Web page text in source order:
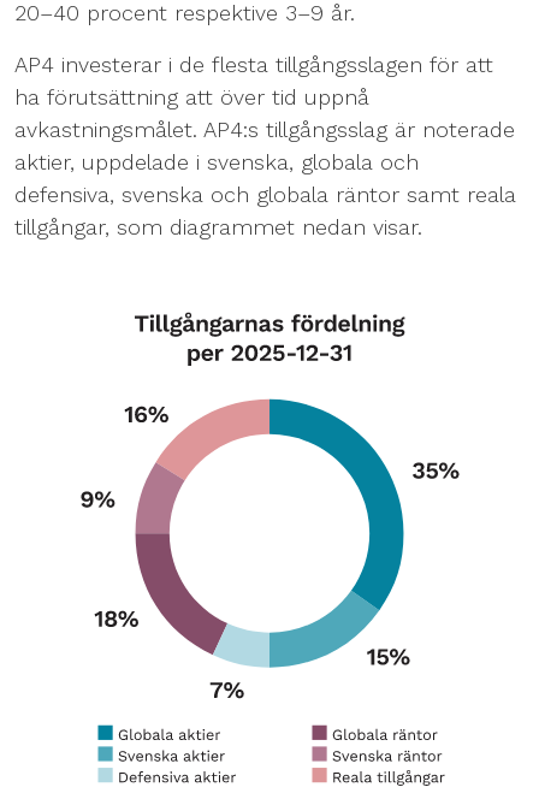
20–40 procent respektive 3–9 år.
AP4 investerar i de flesta tillgångsslagen för att
ha förutsättning att över tid uppnå
avkastningsmålet. AP4:s tillgångsslag är noterade
aktier, uppdelade i svenska, globala och
defensiva, svenska och globala räntor samt reala
tillgångar, som diagrammet nedan visar.